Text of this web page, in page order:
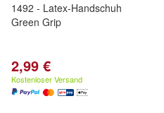
1492 - Latex-Handschuh
Green Grip
2,99 €
Kostenloser Versand